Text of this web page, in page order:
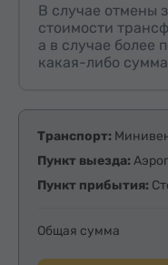
В случае отмены
стоимости
а в случае более
какая-либо
Транспорт:
Пункт выезда:
Пункт прибытия:
Общая сумма